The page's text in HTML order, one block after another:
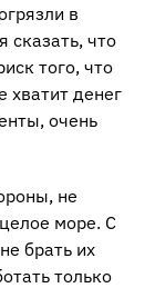
в
сказать, что
того, что
хватит денег
очень
не
море. С
брать их
только